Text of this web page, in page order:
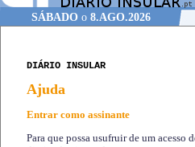
SÁBADOo 8.AGO.2026
DIÁRIO INSULAR
Ajuda
Entrar como assinante
Para que possa usufruir de um acesso